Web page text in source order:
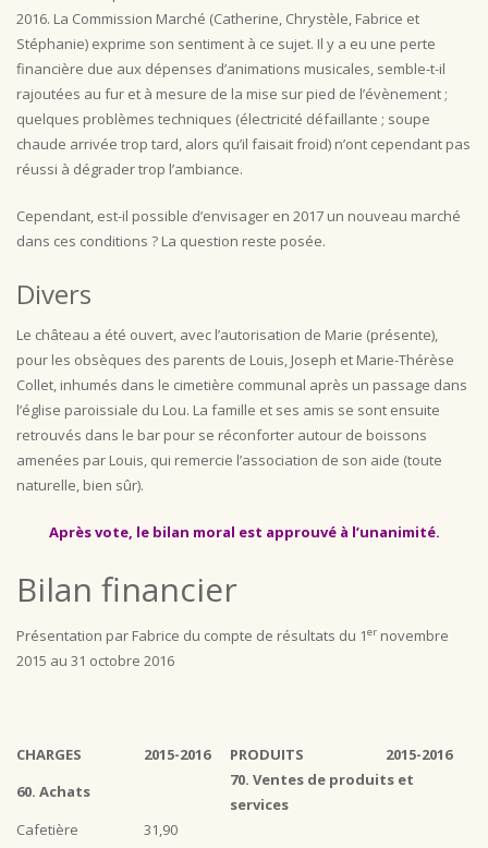
2016. La Commission Marché (Catherine, Chrystèle, Fabrice et
Stéphanie) exprime son sentiment à ce sujet. Il y a eu une perte
financière due aux dépenses d’animations musicales, semble-t-il
rajoutées au fur et à mesure de la mise sur pied de l’évènement ;
quelques problèmes techniques (électricité défaillante ; soupe
chaude arrivée trop tard, alors qu’il faisait froid) n’ont cependant pas
réussi à dégrader trop l’ambiance.
Cependant, est-il possible d’envisager en 2017 un nouveau marché
dans ces conditions ? La question reste posée.
Divers
Le château a été ouvert, avec l’autorisation de Marie (présente),
pour les obsèques des parents de Louis, Joseph et Marie-Thérèse
Collet, inhumés dans le cimetière communal après un passage dans
l’église paroissiale du Lou. La famille et ses amis se sont ensuite
retrouvés dans le bar pour se réconforter autour de boissons
amenées par Louis, qui remercie l’association de son aide (toute
naturelle, bien sûr).
Après vote, le bilan moral est approuvé à l’unanimité.
Bilan financier
Présentation par Fabrice du compte de résultats du 1er novembre
2015 au 31 octobre 2016
CHARGES 2015-2016 PRODUITS
2015-2016
60. Achats
70. Ventes de produits et
services
Cafetière
31,90